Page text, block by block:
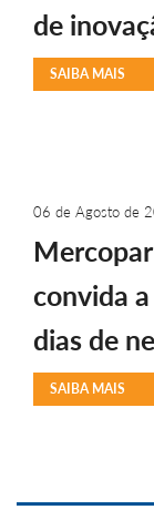
de
SAIBA MAIS
06 de Agosto de
convida
dias de
SAIBA MAIS